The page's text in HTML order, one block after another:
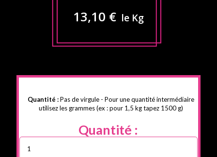
13,10 €le Kg
Quantité :Pas de virgule - Pour une quantité intermédiaire
utilisez les grammes (ex : pour 1,5 kg tapez 1500 g)
Quantité :